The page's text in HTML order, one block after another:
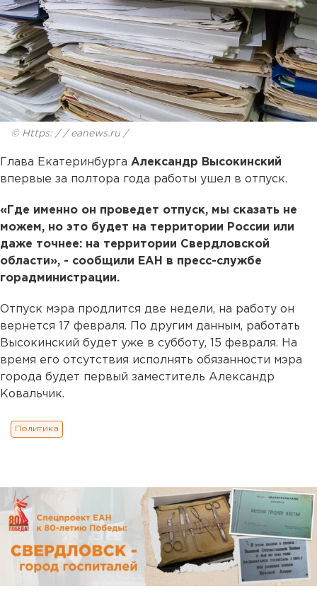
© Https: / / eanews.ru /
Глава Екатеринбурга Александр Высокинский
впервые за полтора года работы ушел в отпуск.
«Где именно он проведет отпуск, мы сказать не
можем, но это будет на территории России или
даже точнее: на территории Свердловской
области», - сообщили ЕАН в пресс-службе
горадминистрации.
Отпуск мэра продлится две недели, на работу он
вернется 17 февраля. По другим данным, работать
Высокинский будет уже в субботу, 15 февраля. На
время его отсутствия исполнять обязанности мэра
города будет первый заместитель Александр
Ковальчик.
Политика